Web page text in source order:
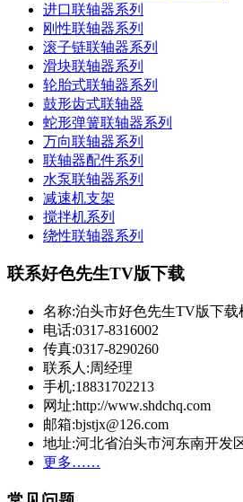
进口联轴器系列
刚性联轴器系列
滚子链联轴器系列
滑块联轴器系列
轮胎式联轴器系列
鼓形齿式联轴器
蛇形弹簧联轴器系列
万向联轴器系列
联轴器配件系列
水泵联轴器系列
减速机支架
搅拌机系列
绕性联轴器系列
联系好色先生TV版下载
名称:泊头市好色先生TV版下载
电话:0317-8316002
传真:0317-8290260
联系人:周经理
手机:18831702213
网址:http://www.shdchq.com
邮箱:bjstjx@126.com
地址:河北省泊头市河东南开发
更多……